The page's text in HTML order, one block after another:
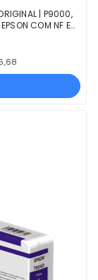
| P9000,
COM NF E